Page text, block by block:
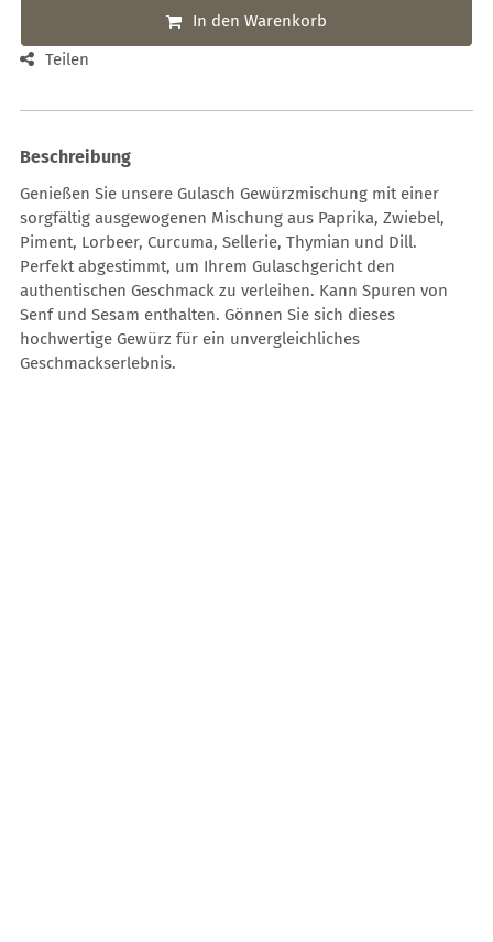
In den Warenkorb
Teilen
Beschreibung
Genießen Sie unsere Gulasch Gewürzmischung mit einer
sorgfältig ausgewogenen Mischung aus Paprika, Zwiebel,
Piment, Lorbeer, Curcuma, Sellerie, Thymian und Dill.
Perfekt abgestimmt, um Ihrem Gulaschgericht den
authentischen Geschmack zu verleihen. Kann Spuren von
Senf und Sesam enthalten. Gönnen Sie sich dieses
hochwertige Gewürz für ein unvergleichliches
Geschmackserlebnis.